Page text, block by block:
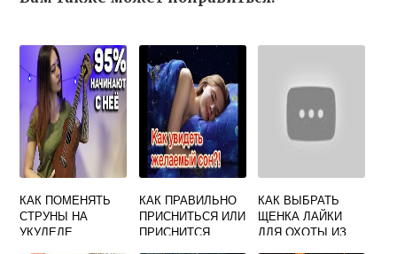
КАК ПОМЕНЯТЬ
СТРУНЫ НА
УКУЛЕЛЕ
КАК ПРАВИЛЬНО
ПРИСНИТЬСЯ ИЛИ
ПРИСНИТСЯ
КАК ВЫБРАТЬ
ЩЕНКА ЛАЙКИ
ДЛЯ ОХОТЫ ИЗ